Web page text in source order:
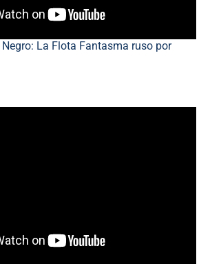
La Flota Fantasma ruso por